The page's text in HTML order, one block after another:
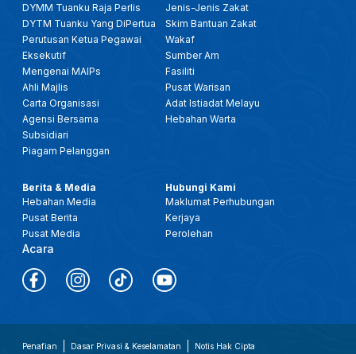
DYMM Tuanku Raja Perlis
DYTM Tuanku Yang DiPertua
Perutusan Ketua Pegawai
Eksekutif
Mengenai MAIPs
Ahli Majlis
Carta Organisasi
Agensi Bersama
Subsidiari
Piagam Pelanggan
Jenis-Jenis Zakat
Skim Bantuan Zakat
Wakaf
Sumber Am
Fasiliti
Pusat Warisan
Adat Istiadat Melayu
Hebahan Warta
Berita & Media
Hebahan Media
Pusat Berita
Pusat Media
Acara
Hubungi Kami
Maklumat Perhubungan
Kerjaya
Perolehan
Penafian Dasar Privasi & Keselamatan
Notis Hak Cipta